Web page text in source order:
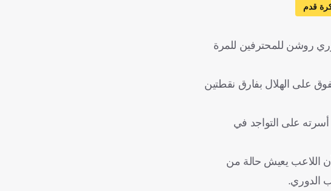
قدم
روشن للمحترفين للمرة
دوري روشن للمحترفين في الجولة الأخيرة، عقب فوزه الكبير على ضمك بنتيجة (4-1)، ليتفوق على الهلال بفارق نقطتين
على التواجد في
أن اللاعب يعيش حالة من
الدوري.